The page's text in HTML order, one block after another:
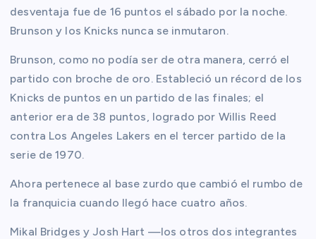
desventaja fue de 16 puntos el sábado por la noche.
Brunson y los Knicks nunca se inmutaron.
Brunson, como no podía ser de otra manera, cerró el
partido con broche de oro. Estableció un récord de los
Knicks de puntos en un partido de las finales; el
anterior era de 38 puntos, logrado por Willis Reed
contra Los Angeles Lakers en el tercer partido de la
serie de 1970.
Ahora pertenece al base zurdo que cambió el rumbo de
la franquicia cuando llegó hace cuatro años.
Mikal Bridges y Josh Hart —los otros dos integrantes